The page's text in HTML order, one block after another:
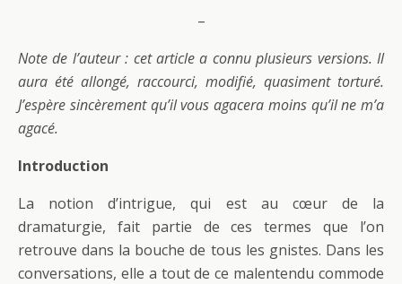
–
Note de l’auteur : cet article a connu plusieurs versions. Il
aura été allongé, raccourci, modifié, quasiment torturé.
J’espère sincèrement qu’il vous agacera moins qu’il ne m’a
agacé.
Introduction
La notion d’intrigue, qui est au cœur de la
dramaturgie, fait partie de ces termes que l’on
retrouve dans la bouche de tous les gnistes. Dans les
conversations, elle a tout de ce malentendu commode